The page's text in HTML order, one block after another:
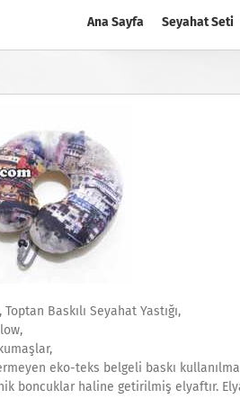
Ana Sayfa Seyahat Seti
Baskılı Seyahat Yastığı,
eko-teks belgeli baskı
boncuklar haline getirilmiş elyaftır.